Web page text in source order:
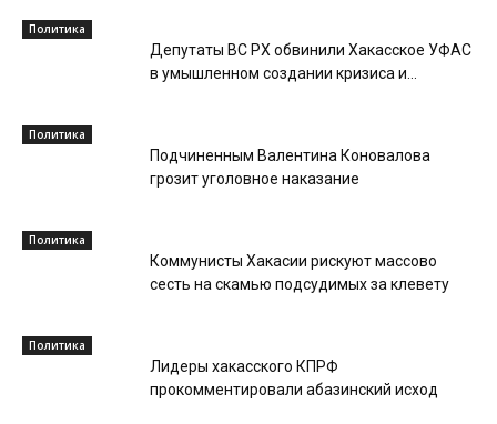
Политика
Депутаты ВС РХ обвинили Хакасское УФАС
в умышленном создании кризиса и...
Политика
Подчиненным Валентина Коновалова
грозит уголовное наказание
Политика
Коммунисты Хакасии рискуют массово
сесть на скамью подсудимых за клевету
Политика
Лидеры хакасского КПРФ
прокомментировали абазинский исход